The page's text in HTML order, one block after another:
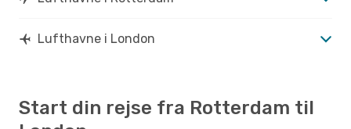
Lufthavne i London
Start din rejse fra Rotterdam til